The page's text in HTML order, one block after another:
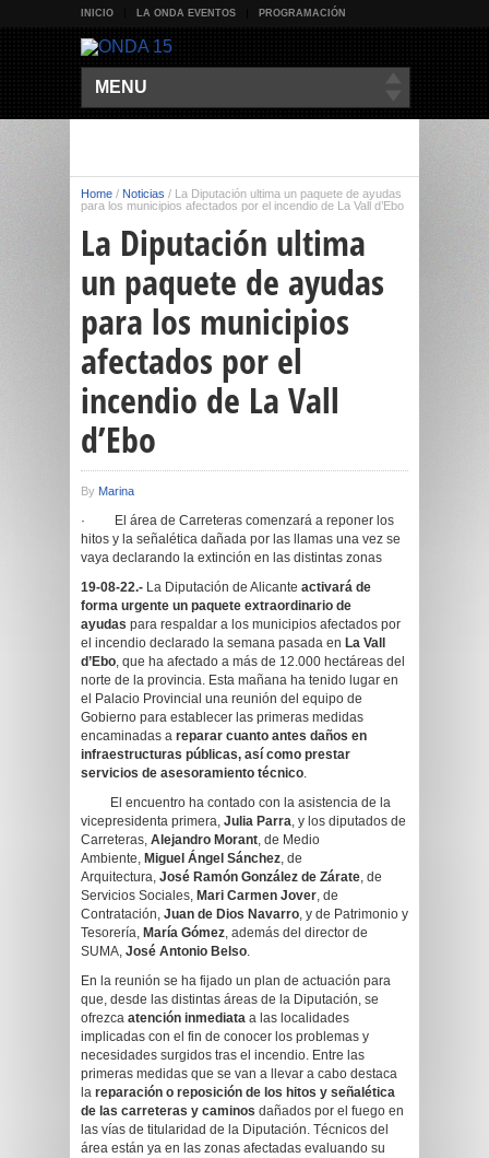
INICIO LA ONDA EVENTOS PROGRAMACIÓN
MENU
Home / Noticias / La Diputación ultima un paquete de ayudas
para los municipios afectados por el incendio de La Vall d’Ebo
La Diputación ultima
un paquete de ayudas
para los municipios
afectados por el
incendio de La Vall
d’Ebo
By Marina
· El área de Carreteras comenzará a reponer los
hitos y la señalética dañada por las llamas una vez se
vaya declarando la extinción en las distintas zonas
19-08-22.- La Diputación de Alicante activará de
forma urgente un paquete extraordinario de
ayudas para respaldar a los municipios afectados por
el incendio declarado la semana pasada en La Vall
d’Ebo, que ha afectado a más de 12.000 hectáreas del
norte de la provincia. Esta mañana ha tenido lugar en
el Palacio Provincial una reunión del equipo de
Gobierno para establecer las primeras medidas
encaminadas a reparar cuanto antes daños en
infraestructuras públicas, así como prestar
servicios de asesoramiento técnico.
El encuentro ha contado con la asistencia de la
vicepresidenta primera, Julia Parra, y los diputados de
Carreteras, Alejandro Morant, de Medio
Ambiente, Miguel Ángel Sánchez, de
Arquitectura, José Ramón González de Zárate, de
Servicios Sociales, Mari Carmen Jover, de
Contratación, Juan de Dios Navarro, y de Patrimonio y
Tesorería, María Gómez, además del director de
SUMA, José Antonio Belso.
En la reunión se ha fijado un plan de actuación para
que, desde las distintas áreas de la Diputación, se
ofrezca atención inmediata a las localidades
implicadas con el fin de conocer los problemas y
necesidades surgidos tras el incendio. Entre las
primeras medidas que se van a llevar a cabo destaca
la reparación o reposición de los hitos y señalética
de las carreteras y caminos dañados por el fuego en
las vías de titularidad de la Diputación. Técnicos del
área están ya en las zonas afectadas evaluando su